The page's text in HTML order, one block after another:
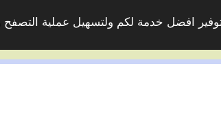
افضل خدمة لكم ولتسهيل عملية التصفح